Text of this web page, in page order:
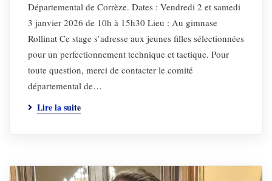
Départemental de Corrèze. Dates : Vendredi 2 et samedi
3 janvier 2026 de 10h à 15h30 Lieu : Au gimnase
Rollinat Ce stage s’adresse aux jeunes filles sélectionnées
pour un perfectionnement technique et tactique. Pour
toute question, merci de contacter le comité
départemental de…
Lire la suite